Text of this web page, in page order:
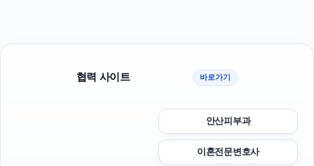
협력 사이트 바로가기
안산피부과
이혼전문변호사